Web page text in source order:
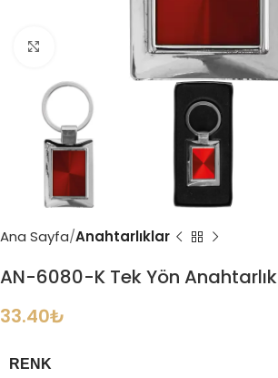
Büyütmek için tıklayın
Ana Sayfa Anahtarlıklar
AN-6080-K Tek Yön Anahtarlık
33.40₺
RENK